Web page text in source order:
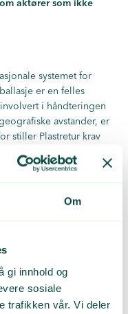
Om
gi innhold og
sosiale
trafikken vår. Vi deler
aktører som ikke
systemet for
er en felles
i håndteringen
avstander, er
stiller Plastretur krav
å sikre at avfallet ikke
systemer og
etterlevelse av
dit, noe som også
Petter Aaby
Plastretur fram til